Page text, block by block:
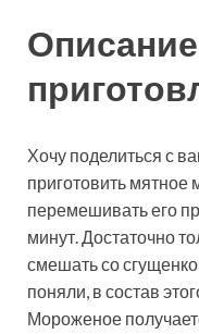
Описание
Хочу поделиться с
приготовить
перемешивать его
минут. Достаточно
смешать со
поняли, в состав
Мороженое